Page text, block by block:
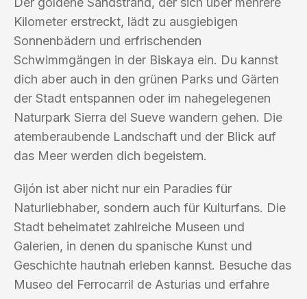
Kilometer erstreckt, lädt zu ausgiebigen
Sonnenbädern und erfrischenden
Schwimmgängen in der Biskaya ein. Du kannst
dich aber auch in den grünen Parks und Gärten
der Stadt entspannen oder im nahegelegenen
Naturpark Sierra del Sueve wandern gehen. Die
atemberaubende Landschaft und der Blick auf
das Meer werden dich begeistern.
Gijón ist aber nicht nur ein Paradies für
Naturliebhaber, sondern auch für Kulturfans. Die
Stadt beheimatet zahlreiche Museen und
Galerien, in denen du spanische Kunst und
Geschichte hautnah erleben kannst. Besuche das
Museo del Ferrocarril de Asturias und erfahre